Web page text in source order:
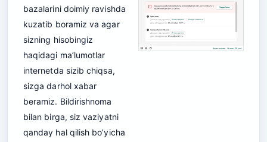
bazalarini doimiy ravishda
kuzatib boramiz va agar
sizning hisobingiz
haqidagi ma’lumotlar
internetda sizib chiqsa,
sizga darhol xabar
beramiz. Bildirishnoma
bilan birga, siz vaziyatni
qanday hal qilish bo’yicha